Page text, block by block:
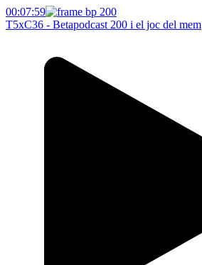
00:07:59
T5xC36 - Betapodcast 200 i el joc del mem